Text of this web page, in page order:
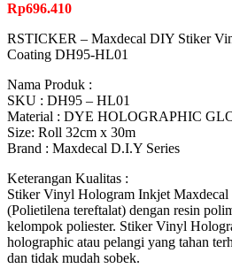
Rp696.410
RSTICKER – Maxdecal DIY Stiker
Coating DH95-HL01
Nama Produk :
SKU : DH95 – HL01
Material : DYE HOLOGRAPHIC
Size: Roll 32cm x 30m
Brand : Maxdecal D.I.Y Series
Keterangan Kualitas :
Stiker Vinyl Hologram Inkjet Maxdecal
(Polietilena tereftalat) dengan resin
kelompok poliester. Stiker Vinyl
holographic atau pelangi yang tahan
dan tidak mudah sobek.